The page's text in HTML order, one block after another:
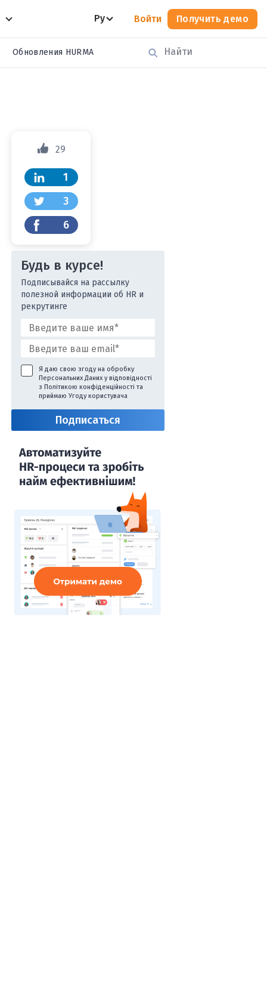
Ру Войти Получить демо
Обновления HURMA
29
1
3
6
Будь в курсе!
Подписывайся на рассылку
полезной информации об HR и
рекрутинге
Я даю свою згоду на обробку
Персональних Даних у відповідності
з Політикою конфіденційності та
приймаю Угоду користувача